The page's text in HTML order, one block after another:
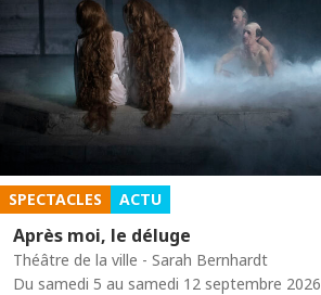
SPECTACLES ACTU
Après moi, le déluge
Théâtre de la ville - Sarah Bernhardt
Du samedi 5 au samedi 12 septembre 2026